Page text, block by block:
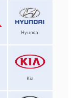
Hyundai
Kia